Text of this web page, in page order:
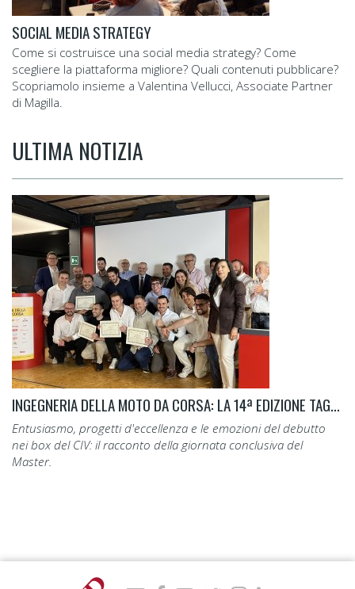
SOCIAL MEDIA STRATEGY
Come si costruisce una social media strategy? Come
scegliere la piattaforma migliore? Quali contenuti pubblicare?
Scopriamolo insieme a Valentina Vellucci, Associate Partner
di Magilla.
ULTIMA NOTIZIA
INGEGNERIA DELLA MOTO DA CORSA: LA 14ª EDIZIONE TAGLIA IL TRAGUARDO.
Entusiasmo, progetti d'eccellenza e le emozioni del debutto
nei box del CIV: il racconto della giornata conclusiva del
Master.